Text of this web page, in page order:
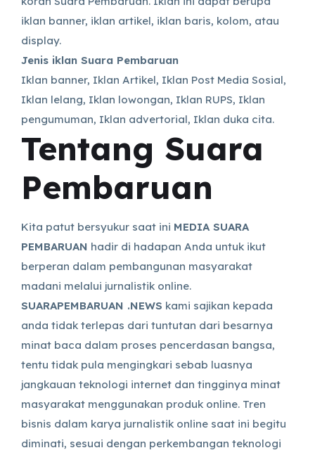
iklan banner, iklan artikel, iklan baris, kolom, atau
display.
Jenis iklan Suara Pembaruan
Iklan banner, Iklan Artikel, Iklan Post Media Sosial,
Iklan lelang, Iklan lowongan, Iklan RUPS, Iklan
pengumuman, Iklan advertorial, Iklan duka cita.
Tentang Suara
Pembaruan
Kita patut bersyukur saat ini MEDIA SUARA
PEMBARUAN hadir di hadapan Anda untuk ikut
berperan dalam pembangunan masyarakat
madani melalui jurnalistik online.
SUARAPEMBARUAN .NEWS kami sajikan kepada
anda tidak terlepas dari tuntutan dari besarnya
minat baca dalam proses pencerdasan bangsa,
tentu tidak pula mengingkari sebab luasnya
jangkauan teknologi internet dan tingginya minat
masyarakat menggunakan produk online. Tren
bisnis dalam karya jurnalistik online saat ini begitu
diminati, sesuai dengan perkembangan teknologi